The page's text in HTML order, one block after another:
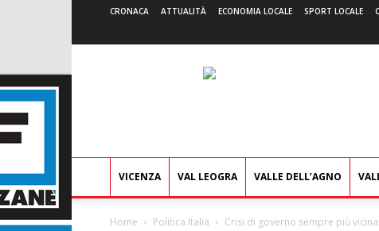
CRONACA ATTUALITÀ ECONOMIA LOCALE SPORT LOCALE
VICENZA VAL LEOGRA VALLE DELL’AGNO
Home Politica Italia Crisi di governo sempre più